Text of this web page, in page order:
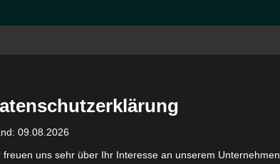
09.08.2026
freuen uns sehr über Ihr Interesse an unserem Unternehmen.